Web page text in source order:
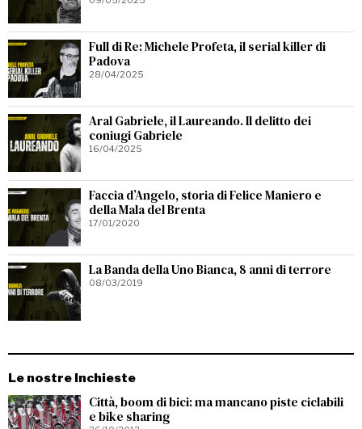
Full di Re: Michele Profeta, il serial killer di
Padova
28/04/2025
Aral Gabriele, il Laureando. Il delitto dei
coniugi Gabriele
16/04/2025
Faccia d’Angelo, storia di Felice Maniero e
della Mala del Brenta
17/01/2020
La Banda della Uno Bianca, 8 anni di terrore
08/03/2019
Le nostre Inchieste
Città, boom di bici: ma mancano piste ciclabili
e bike sharing